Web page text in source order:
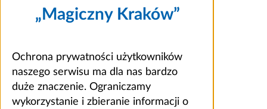
„Magiczny Kraków”
Ochrona prywatności użytkowników
naszego serwisu ma dla nas bardzo
duże znaczenie. Ograniczamy
wykorzystanie i zbieranie informacji o